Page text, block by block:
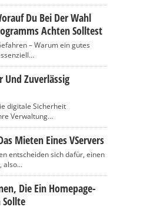
Du Bei Der Wahl
Achten Solltest
– Warum ein gutes
Und Zuverlässig
digitale Sicherheit
Verwaltung...
Mieten Eines VServers
entscheiden sich dafür, einen
also...
Die Ein Homepage-
Sollte